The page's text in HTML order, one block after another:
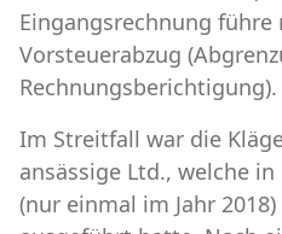
Eingangsrechnung
Vorsteuerabzug
Rechnungsberichtigung).
Im Streitfall war die
ansässige Ltd., welche
(nur einmal im Jahr